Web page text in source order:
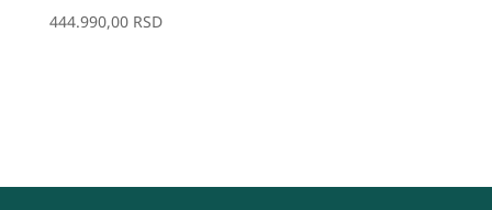
444.990,00 RSD